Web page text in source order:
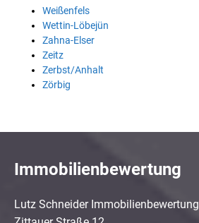
Weißenfels
Wettin-Löbejün
Zahna-Elser
Zeitz
Zerbst/Anhalt
Zörbig
Immobilienbewertung
Lutz Schneider Immobilienbewertung